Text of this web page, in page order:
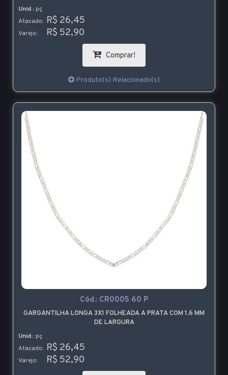
Unid.: pç
Atacado: R$ 26,45
Varejo: R$ 52,90
Comprar!
Produto(s) Relacionado(s)
Cód.: CR0005 60 P
GARGANTILHA LONGA 3X1 FOLHEADA A PRATA COM 1,6 MM
DE LARGURA
Unid.: pç
Atacado: R$ 26,45
Varejo: R$ 52,90